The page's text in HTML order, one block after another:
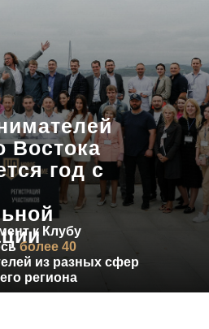
Востока
год с
к Клубу
более 40
из разных сфер
региона